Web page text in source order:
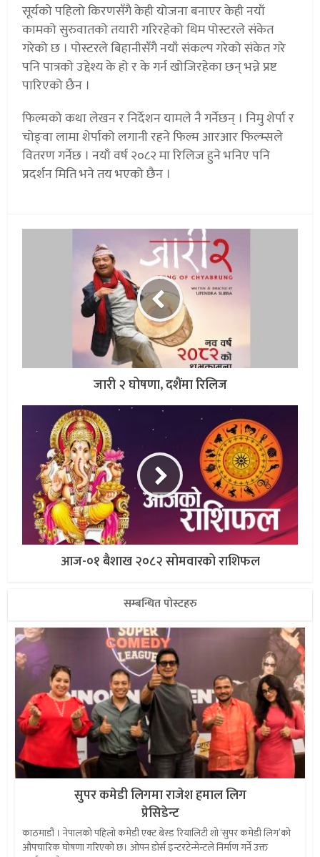
सूर्यको पहिलो किरणसँगै केही योजना बनाएर केही नयाँ
कामको सुरुवातको तयारी गरिरहेको थिम पोस्टरले संकेत
गरेको छ । पोस्टरले बिहानीसँगै नयाँ संकल्प गरेको संकेत गरे
पनि पात्रको उद्देश्य के हो र के गर्न खोजिरहेका छन् भन्ने प्रष्ट
पारिएको छैन ।
फिल्मको कथा लेखन र निर्देशन यामले नै गर्नेछन् । निमु शेर्पा र
चोङ्वा लामा शेर्पाको लगानी रहने फिल्म आरआर फिल्म्सले
वितरण गर्नेछ । नयाँ वर्ष २०८२ मा रिलिज हुने भनिए पनि
प्रदर्शन मिति भने तय भएको छैन ।
जारी २ घोषणा, दशैंमा रिलिज
आज-०१ बैशाख २०८२ सोमवारको राशिफल
सम्बन्धित पोस्टहरु
सुपर कमेडी लिगमा राजेश हमाल लिग
प्रेसिडेन्ट
काठमाडौं । नेपालको पहिलो कमेडी एक्ट बेस्ड रियालिटी शो ‘सुपर कमेडी लिग’को
औपचारिक घोषणा गरिएको छ। ओपन डोर्स इन्टरटेन्मेन्टले निर्माण गर्ने उक्त